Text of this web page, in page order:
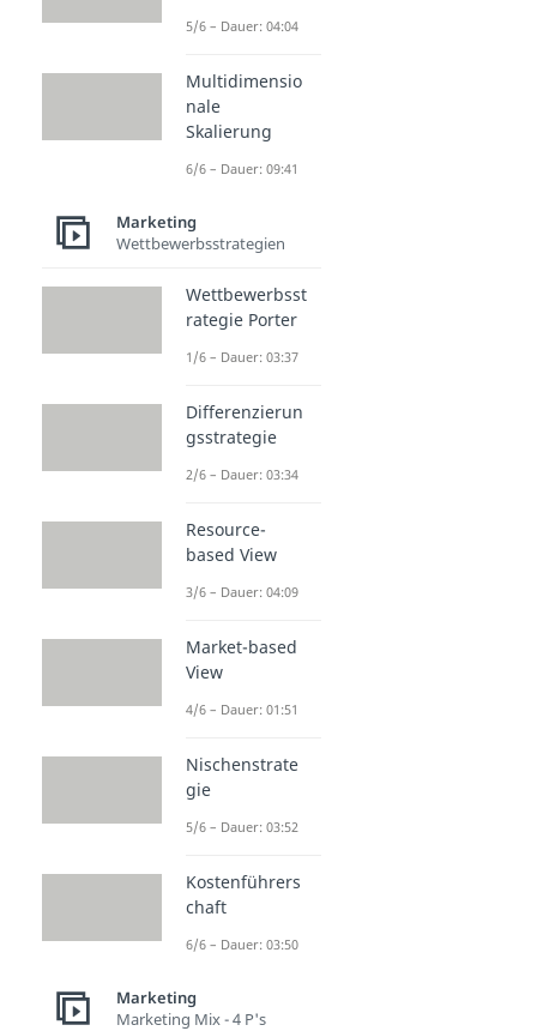
5/6 – Dauer: 04:04
Multidimensio
nale
Skalierung
6/6 – Dauer: 09:41
Marketing
Wettbewerbsstrategien
Wettbewerbsst
rategie Porter
1/6 – Dauer: 03:37
Differenzierun
gsstrategie
2/6 – Dauer: 03:34
Resource-
based View
3/6 – Dauer: 04:09
Market-based
View
4/6 – Dauer: 01:51
Nischenstrate
gie
5/6 – Dauer: 03:52
Kostenführers
chaft
6/6 – Dauer: 03:50
Marketing
Marketing Mix - 4 P's